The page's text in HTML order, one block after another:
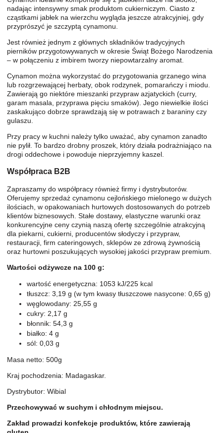
nadając intensywny smak produktom cukierniczym. Ciasto z
cząstkami jabłek na wierzchu wygląda jeszcze atrakcyjniej, gdy
przyprószyć je szczyptą cynamonu.
Jest również jednym z głównych składników tradycyjnych
pierników przygotowywanych w okresie Świąt Bożego Narodzenia
– w połączeniu z imbirem tworzy niepowtarzalny aromat.
Cynamon można wykorzystać do przygotowania grzanego wina
lub rozgrzewającej herbaty, obok rodzynek, pomarańczy i miodu.
Zawierają go niektóre mieszanki przypraw azjatyckich (curry,
garam masala, przyprawa pięciu smaków). Jego niewielkie ilości
zaskakująco dobrze sprawdzają się w potrawach z baraniny czy
gulaszu.
Przy pracy w kuchni należy tylko uważać, aby cynamon zanadto
nie pylił. To bardzo drobny proszek, który działa podrażniająco na
drogi oddechowe i powoduje nieprzyjemny kaszel.
Współpraca B2B
Zapraszamy do współpracy również firmy i dystrybutorów.
Oferujemy sprzedaż cynamonu cejlońskiego mielonego w dużych
ilościach, w opakowaniach hurtowych dostosowanych do potrzeb
klientów biznesowych. Stałe dostawy, elastyczne warunki oraz
konkurencyjne ceny czynią naszą ofertę szczególnie atrakcyjną
dla piekarni, cukierni, producentów słodyczy i przypraw,
restauracji, firm cateringowych, sklepów ze zdrową żywnością
oraz hurtowni poszukujących wysokiej jakości przypraw premium.
Wartości odżywcze na 100 g:
wartość energetyczna: 1053 kJ/225 kcal
tłuszcz: 3,19 g (w tym kwasy tłuszczowe nasycone: 0,65 g)
węglowodany: 25,55 g
cukry: 2,17 g
błonnik: 54,3 g
białko: 4 g
sól: 0,03 g
Masa netto: 500g
Kraj pochodzenia: Madagaskar.
Dystrybutor: Wibial
Przechowywać w suchym i chłodnym miejscu.
Zakład prowadzi konfekcje produktów, które zawierają